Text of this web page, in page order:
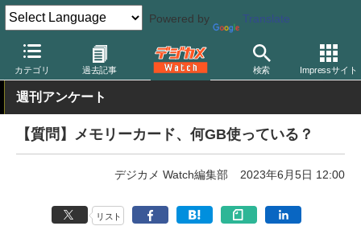
Powered by Translate
カテゴリ 過去記事 検索 Impressサイト
デジカメ Watch 撮影用品 記録メディア/カードリーダー
週刊アンケート
【質問】メモリーカード、何GB使っている？
デジカメ Watch編集部 2023年6月5日 12:00
リスト